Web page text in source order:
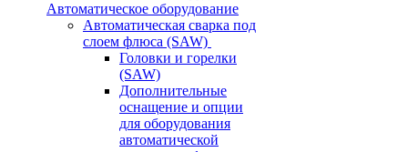
Автоматическое оборудование
Автоматическая сварка под
слоем флюса (SAW)
Головки и горелки
(SAW)
Дополнительные
оснащение и опции
для оборудования
автоматической